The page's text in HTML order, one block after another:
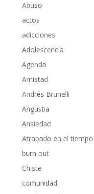
Abuso
actos
adicciones
Adolescencia
Agenda
Amistad
Andrés Brunelli
Angustia
Ansiedad
Atrapado en el tiempo
burn out
Chiste
comunidad